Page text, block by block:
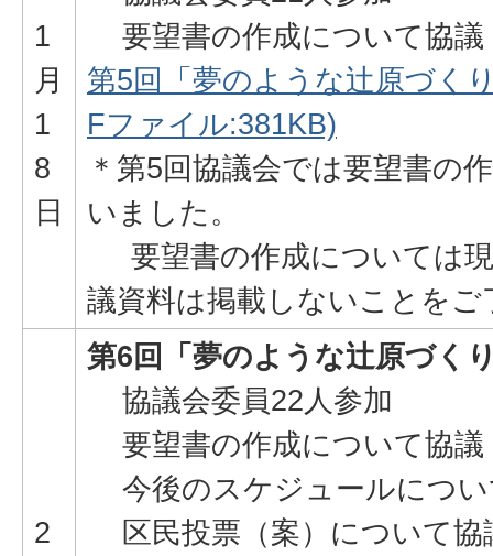
1
月
1
8
日
要望書の作成について協議
第5回「夢のような辻原づく
Fファイル:381KB)
＊第5回協議会では要望書の
いました。
要望書の作成については
議資料は掲載しないことをご
2
第6回「夢のような辻原づく
協議会委員22人参加
要望書の作成について協議
今後のスケジュールについ
区民投票（案）について協